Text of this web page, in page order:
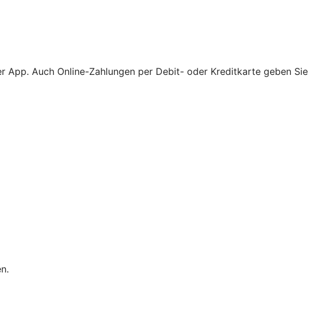
App. Auch Online-Zahlungen per Debit- oder Kreditkarte geben Sie